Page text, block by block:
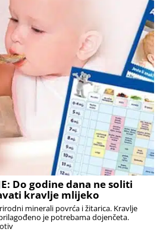
Do godine dana ne soliti
kravlje mlijeko
minerali povrća i žitarica. Kravlje
je potrebama dojenčeta.